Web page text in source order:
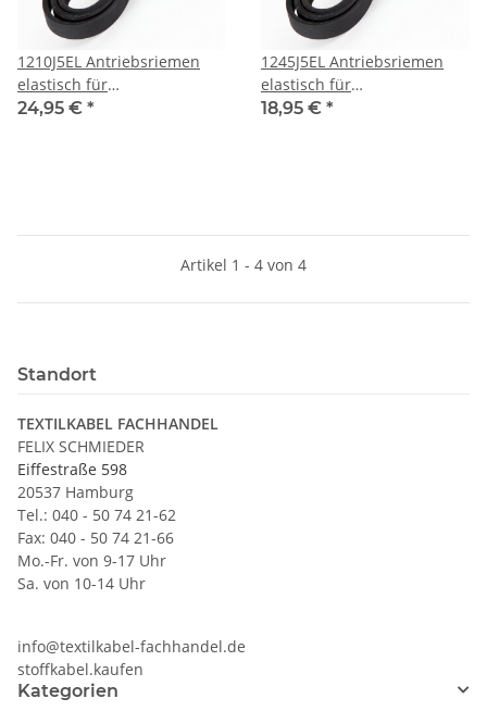
1210J5EL Antriebsriemen
elastisch für
Waschmaschine 80001704
24,95 € *
1245J5EL Antriebsriemen
elastisch für
Waschmaschine 416003200
18,95 € *
Artikel 1 - 4 von 4
Standort
TEXTILKABEL FACHHANDEL
FELIX SCHMIEDER
Eiffestraße 598
20537 Hamburg
Tel.: 040 - 50 74 21-62
Fax: 040 - 50 74 21-66
Mo.-Fr. von 9-17 Uhr
Sa. von 10-14 Uhr
info@textilkabel-fachhandel.de
stoffkabel.kaufen
Kategorien